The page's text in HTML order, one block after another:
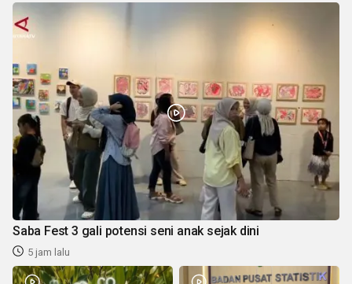
Saba Fest 3 gali potensi seni anak sejak dini
5 jam lalu